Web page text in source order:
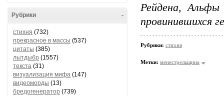
-
Рубрики
стихня (732)
прекрасное в массы (537)
цитаты (385)
лытдыбр (1557)
текста (31)
визуализация мифа (147)
видеоморды (13)
бредогенератор (739)
Рейдена,
провинившихся
Рубрики: стихня
Метки: менестрельщина